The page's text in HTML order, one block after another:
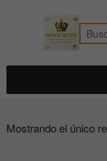
Mostrando el único